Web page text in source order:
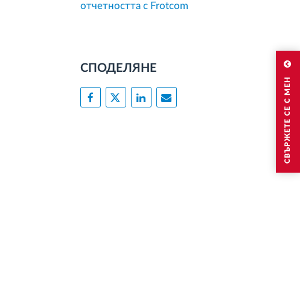
СВЪРЖЕТЕ СЕ С МЕН
отчетността с Frotcom
СПОДЕЛЯНЕ